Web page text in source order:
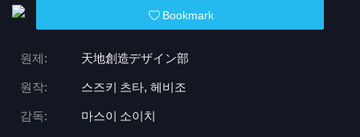
Bookmark
원제: 天地創造デザイン部
원작: 스즈키 츠타, 헤비조
감독: 마스이 소이치